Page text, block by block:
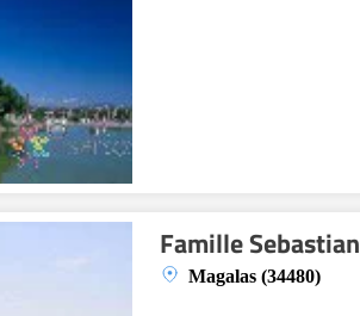
Famille Sebastian
Magalas (34480)